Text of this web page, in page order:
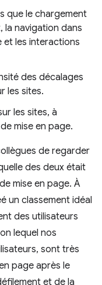
que le chargement
la navigation dans
et les interactions
des décalages
les sites.
les sites, à
mise en page.
de regarder
des deux était
mise en page. À
un classement idéal
des utilisateurs
lequel nos
sont très
page après le
et de la